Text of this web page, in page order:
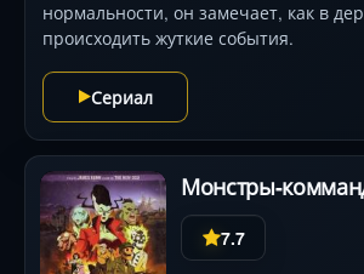
нормальности, он замечает, как в
происходить жуткие события.
Сериал
Монстры-
7.7